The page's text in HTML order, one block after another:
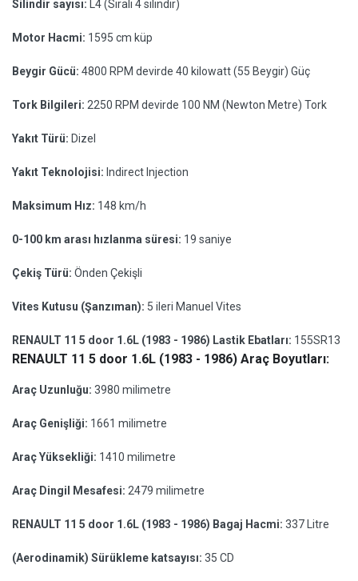
Silindir sayısı: L4 (Sıralı 4 silindir)
Motor Hacmi: 1595 cm küp
Beygir Gücü: 4800 RPM devirde 40 kilowatt (55 Beygir) Güç
Tork Bilgileri: 2250 RPM devirde 100 NM (Newton Metre) Tork
Yakıt Türü: Dizel
Yakıt Teknolojisi: Indirect Injection
Maksimum Hız: 148 km/h
0-100 km arası hızlanma süresi: 19 saniye
Çekiş Türü: Önden Çekişli
Vites Kutusu (Şanzıman): 5 ileri Manuel Vites
RENAULT 11 5 door 1.6L (1983 - 1986) Lastik Ebatları: 155SR13
RENAULT 11 5 door 1.6L (1983 - 1986) Araç Boyutları:
Araç Uzunluğu: 3980 milimetre
Araç Genişliği: 1661 milimetre
Araç Yüksekliği: 1410 milimetre
Araç Dingil Mesafesi: 2479 milimetre
RENAULT 11 5 door 1.6L (1983 - 1986) Bagaj Hacmi: 337 Litre
(Aerodinamik) Sürükleme katsayısı: 35 CD